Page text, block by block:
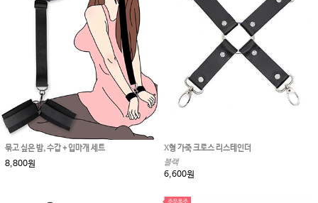
묶고 싶은 밤, 수갑 + 입마개 세트
8,800원
X형 가죽 크로스 리스테인더
블랙
6,600원